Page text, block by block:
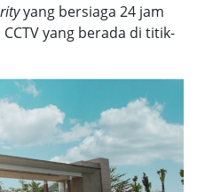
yang bersiaga 24 jam
yang berada di titik-